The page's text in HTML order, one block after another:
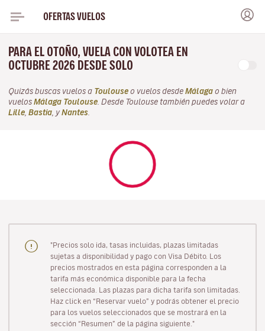
OFERTAS VUELOS
PARA EL OTOÑO, VUELA CON VOLOTEA EN
OCTUBRE 2026 DESDE SOLO
Quizás buscas vuelos a Toulouse o vuelos desde Málaga o bien
vuelos Málaga Toulouse . Desde Toulouse también puedes volar a
Lille Bastia , y Nantes
"Precios solo ida, tasas incluidas, plazas limitadas
sujetas a disponibilidad y pago con Visa Débito. Los
precios mostrados en esta página corresponden a la
tarifa más económica disponible para la fecha
seleccionada. Las plazas para dicha tarifa son limitadas.
Haz click en “Reservar vuelo” y podrás obtener el precio
para los vuelos seleccionados que se mostrará en la
sección “Resumen” de la página siguiente."